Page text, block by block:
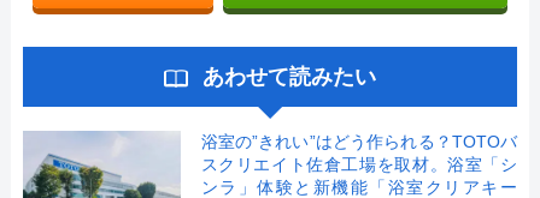
あわせて読みたい
浴室の”きれい”はどう作られる？TOTOバ
スクリエイト佐倉工場を取材。浴室「シ
ンラ」体験と新機能「浴室クリアキー